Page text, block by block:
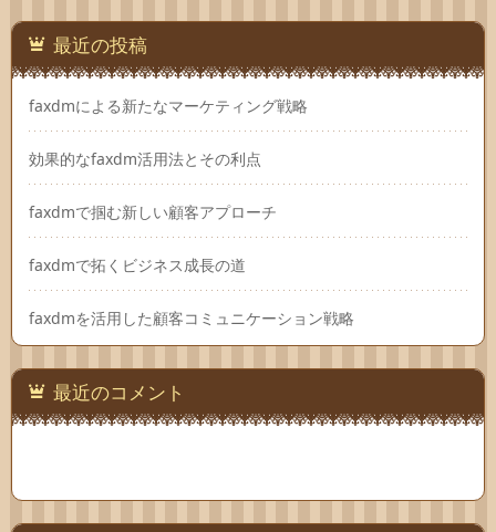
最近の投稿
faxdmによる新たなマーケティング戦略
効果的なfaxdm活用法とその利点
faxdmで掴む新しい顧客アプローチ
faxdmで拓くビジネス成長の道
faxdmを活用した顧客コミュニケーション戦略
最近のコメント